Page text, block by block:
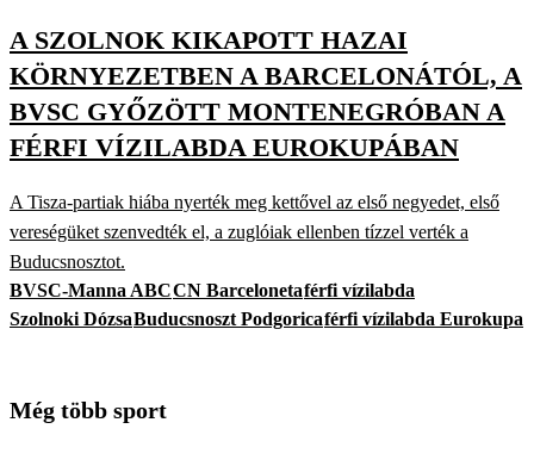
A SZOLNOK KIKAPOTT HAZAI
KÖRNYEZETBEN A BARCELONÁTÓL, A
BVSC GYŐZÖTT MONTENEGRÓBAN A
FÉRFI VÍZILABDA EUROKUPÁBAN
A Tisza-partiak hiába nyerték meg kettővel az első negyedet, első
vereségüket szenvedték el, a zuglóiak ellenben tízzel verték a
Buducsnosztot.
BVSC-Manna ABCCN Barcelonetaférfi vízilabda
Szolnoki DózsaBuducsnoszt Podgoricaférfi vízilabda Eurokupa
Még több sport